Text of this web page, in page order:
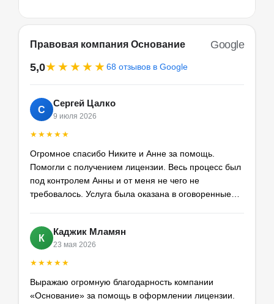
Правовая компания Основание
Google
5,0★★★★★68 отзывов в Google
С
Сергей Цалко
9 июля 2026
★★★★★
Огромное спасибо Никите и Анне за помощь.
Помогли с получением лицензии. Весь процесс был
под контролем Анны и от меня не чего не
требовалось. Услуга была оказана в оговоренные
К
Каджик Мламян
23 мая 2026
★★★★★
Выражаю огромную благодарность компании
«Основание» за помощь в оформлении лицензии.